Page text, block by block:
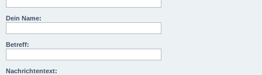
Dein Name:
Betreff:
Nachrichtentext: